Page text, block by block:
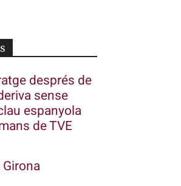
després de
sense
espanyola
de TVE